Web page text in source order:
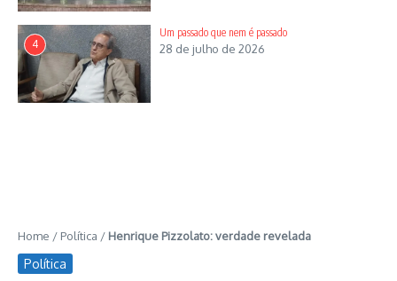
Fundador do PT, ex-deputado estadual, ex-deputado federal,
presidente nacional da estrela vermelha, o advogado teria
sido o ideólogo e o arquiteto da tática política que conduziu o
ex-operário metalúrgico Luiz Inácio Lula da Silva a subir a
rampa do Planalto. A primeira vez em 2003. Com uma chapa
Fernando Haddad o prefeito de São Paulo.
4
Um passado que nem é passado
28 de julho de 2026
Home / Política / Henrique Pizzolato: verdade revelada
Política